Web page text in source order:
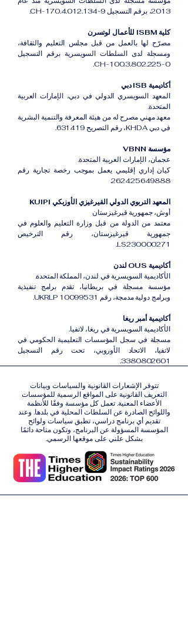
2013، برقم التسجيل CH-170.4.012.134-9.
كلية ISBM للأعمال لوتسرن
مصرّح لها بالعمل من قبل مجلس التعليم والثقافة،
ومسجلة لدى السلطات السويسرية برقم التسجيل
CH-100.3.802.225-0.
أكاديمية ISB دبي
المعهد السويسري الدولي في دبي، الإمارات العربية
المتحدة.
معهد مهني مصرح له من هيئة المعرفة والتنمية البشرية
في دبي KHDA، رقم التصريح 631419.
مؤسسة VBNN
عجمان، الإمارات العربية المتحدة.
كيان إداري إقليمي يعمل بموجب رخصة تجارية رقم
262425649888.
المعهد التربوي الدولي القيرغيزي الأوزبكي KUIPI
أوش، جمهورية قيرغيزستان
معتمد من الدولة من قبل وزارة التعليم والعلوم في
جمهورية قيرغيزستان، رقم الترخيص
LS230000271.
أكاديمية OUS لندن
الأكاديمية السويسرية في لندن، المملكة المتحدة.
مؤسسة مسجلة في بريطانيا، تقدم برامج تنفيذية
وبرامج دولية مدمجة، رقم UKRLP 10099531.
أكاديمية أمبر ريغا
الأكاديمية السويسرية في ريغا، لاتفيا.
مسجلة في سجل المؤسسات التعليمية الحكومي في
لاتفيا، الاتحاد الأوروبي، تحت رقم التسجيل
3380802601.
تتوفر الإشعارات القانونية والسياسات وبيانات
التعريف القانونية على المواقع الرسمية للمؤسسات
الأعضاء المعنية. تعمل كل مؤسسة وفقًا للأنظمة
واللوائح الصادرة عن السلطات المحلية في بلدها. وعند
تقديم أي برنامج دراسي، تطبق سياسات ولوائح
المؤسسة المسؤولة عن البرنامج، وتكون متاحة دائمًا
بشكل علني على موقعها الرسمي.